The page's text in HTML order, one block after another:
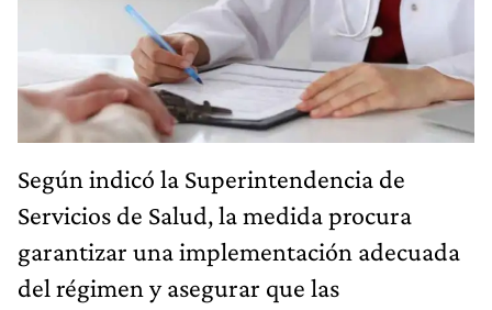
Según indicó la Superintendencia de
Servicios de Salud, la medida procura
garantizar una implementación adecuada
del régimen y asegurar que las